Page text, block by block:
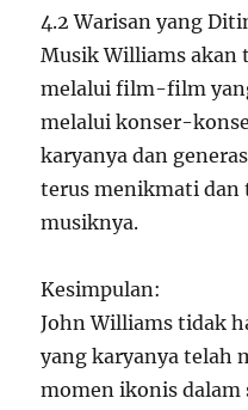
4.2 Warisan yang
Musik Williams akan
melalui film-film
melalui konser-
karyanya dan
terus menikmati dan
musiknya.
Kesimpulan:
John Williams tidak
yang karyanya telah
momen ikonis dalam